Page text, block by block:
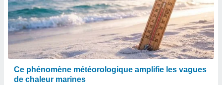
Ce phénomène météorologique amplifie les vagues
de chaleur marines